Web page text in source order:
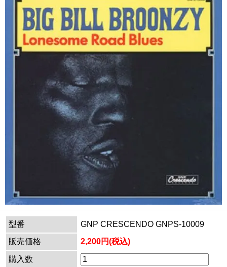
型番
GNP CRESCENDO GNPS-10009
販売価格
2,200円(税込)
購入数